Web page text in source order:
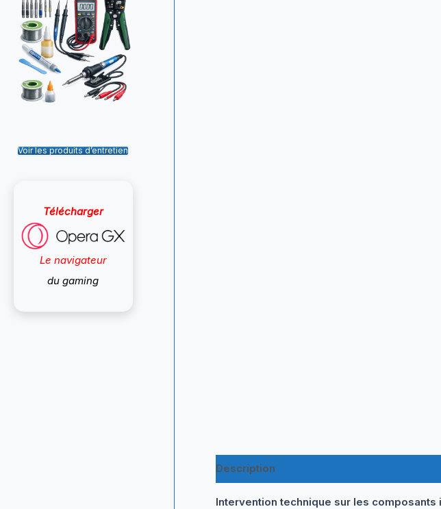
Voir les produits d’entretien
Télécharger
Le navigateur
du gaming
Description
Intervention technique sur les